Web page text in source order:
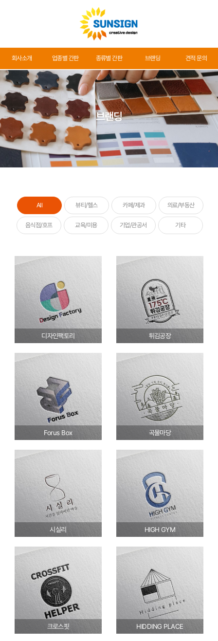
회사소개
업종별 간판
종류별 간판
브랜딩
견적 문의
회사소개 업종별 간판 종류별 간판 브랜딩 견적 문의
브랜딩
All 뷰티/헬스 카페/제과 의료/부동산
음식점/호프 교육/미용 기업/관공서 기타
디자인팩토리 튀김공장
Forus Box 곡물마당
시실리 HIGH GYM
크로스핏 HIDDING PLACE